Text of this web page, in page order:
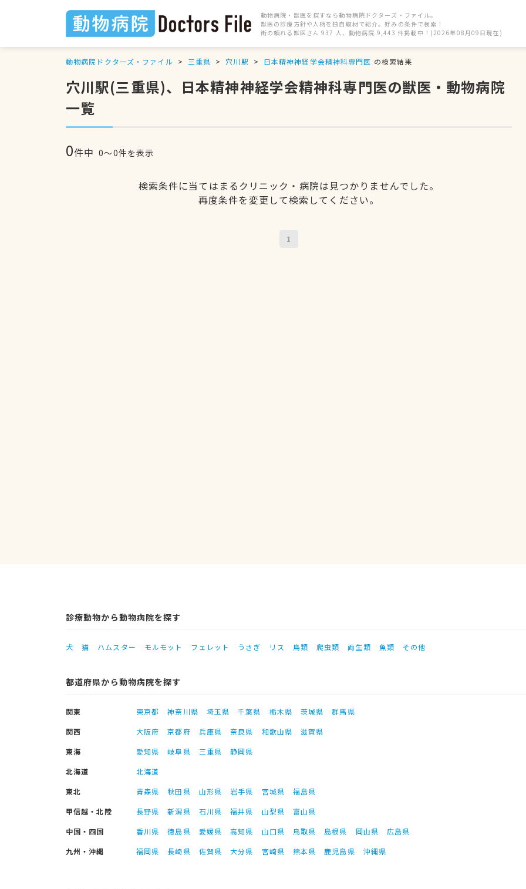
動物病院・獣医を探すなら動物病院ドクターズ・ファイル。
獣医の診療方針や人柄を独自取材で紹介。好みの条件で検索！
街の頼れる獣医さん 937 人、動物病院 9,443 件掲載中！(2026年08月09日現在)
動物病院ドクターズ・ファイル 三重県 穴川駅 日本精神神経学会精神科専門医 の検索結果
穴川駅(三重県)、日本精神神経学会精神科専門医の獣医・動物病院
一覧
0件中 0〜0件を表示
検索条件に当てはまるクリニック・病院は見つかりませんでした。
再度条件を変更して検索してください。
1
診療動物から動物病院を探す
犬 猫 ハムスター モルモット フェレット うさぎ リス 鳥類 爬虫類 両生類 魚類 その他
都道府県から動物病院を探す
関東 東京都 神奈川県 埼玉県 千葉県 栃木県 茨城県
群馬県
関西
大阪府 京都府 兵庫県 奈良県 和歌山県
滋賀県
東海
愛知県 岐阜県 三重県
静岡県
北海道
北海道
東北
青森県 秋田県 山形県 岩手県 宮城県
福島県
甲信越・北陸
長野県 新潟県 石川県 福井県 山梨県
富山県
中国・四国
香川県 徳島県 愛媛県 高知県 山口県 鳥取県 島根県 岡山県
広島県
九州・沖縄
福岡県 長崎県 佐賀県 大分県 宮崎県 熊本県 鹿児島県 沖縄県